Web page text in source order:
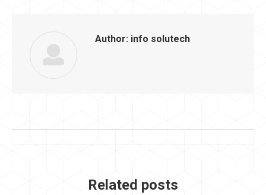
Author: info solutech
Post
Related posts